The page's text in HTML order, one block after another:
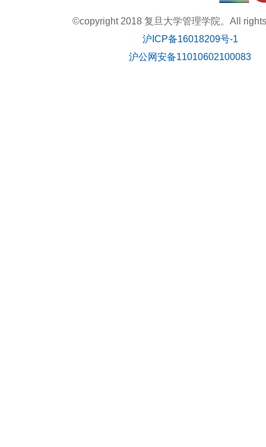
©copyright 2018 复旦大学管理学院。All
沪ICP备16018209号-1
沪公网安备11010602100083